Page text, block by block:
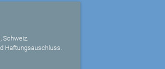
Schweiz.
Haftungsauschluss.